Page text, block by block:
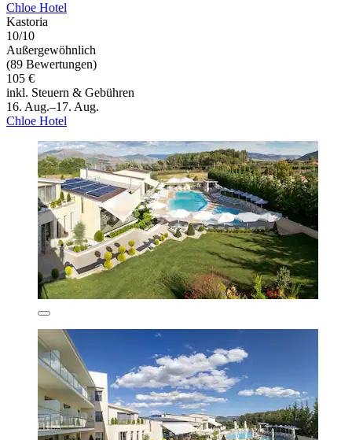
Chloe Hotel
Kastoria
10/10
Außergewöhnlich
(89 Bewertungen)
105 €
inkl. Steuern & Gebühren
16. Aug.–17. Aug.
Chloe Hotel